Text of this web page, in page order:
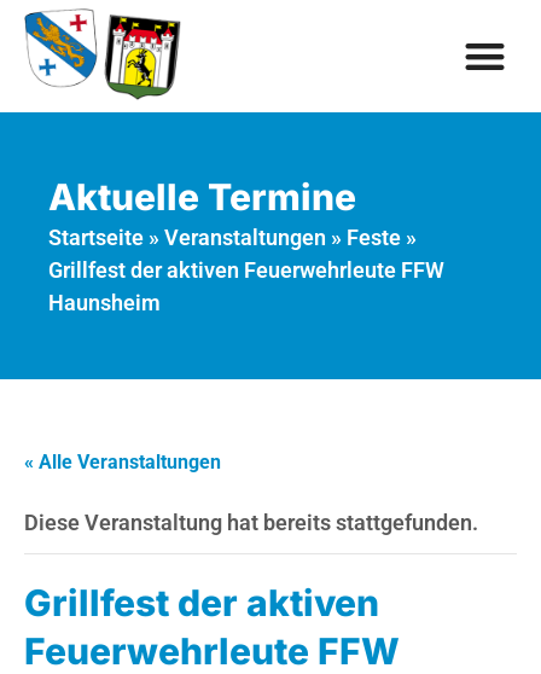
Aktuelle Termine
Startseite » Veranstaltungen » Feste »
Grillfest der aktiven Feuerwehrleute FFW
Haunsheim
« Alle Veranstaltungen
Diese Veranstaltung hat bereits stattgefunden.
Grillfest der aktiven
Feuerwehrleute FFW